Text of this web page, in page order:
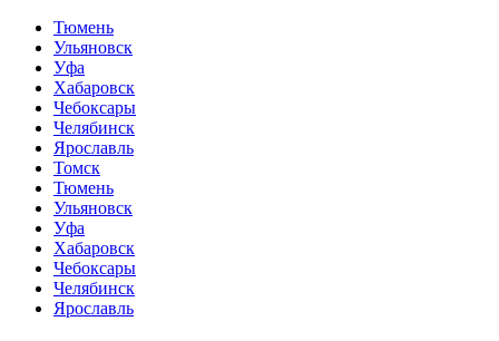
Тюмень
Ульяновск
Уфа
Хабаровск
Чебоксары
Челябинск
Ярославль
Томск
Тюмень
Ульяновск
Уфа
Хабаровск
Чебоксары
Челябинск
Ярославль